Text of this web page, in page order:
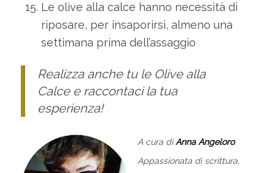
Le olive alla calce hanno necessità di
riposare, per insaporirsi, almeno una
settimana prima dell’assaggio
Realizza anche tu le Olive alla
Calce e raccontaci la tua
esperienza!
A cura diAnna Angeloro.
Appassionata di scrittura,